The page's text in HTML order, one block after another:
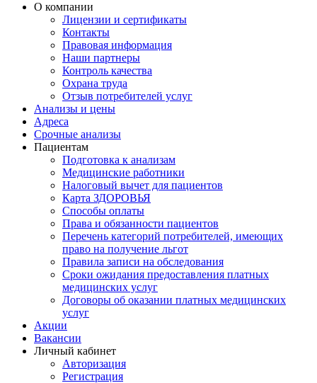
О компании
Лицензии и сертификаты
Контакты
Правовая информация
Наши партнеры
Контроль качества
Охрана труда
Отзыв потребителей услуг
Анализы и цены
Адреса
Срочные анализы
Пациентам
Подготовка к анализам
Медицинские работники
Налоговый вычет для пациентов
Карта ЗДОРОВЬЯ
Способы оплаты
Права и обязанности пациентов
Перечень категорий потребителей, имеющих
право на получение льгот
Правила записи на обследования
Сроки ожидания предоставления платных
медицинских услуг
Договоры об оказании платных медицинских
услуг
Акции
Вакансии
Личный кабинет
Авторизация
Регистрация